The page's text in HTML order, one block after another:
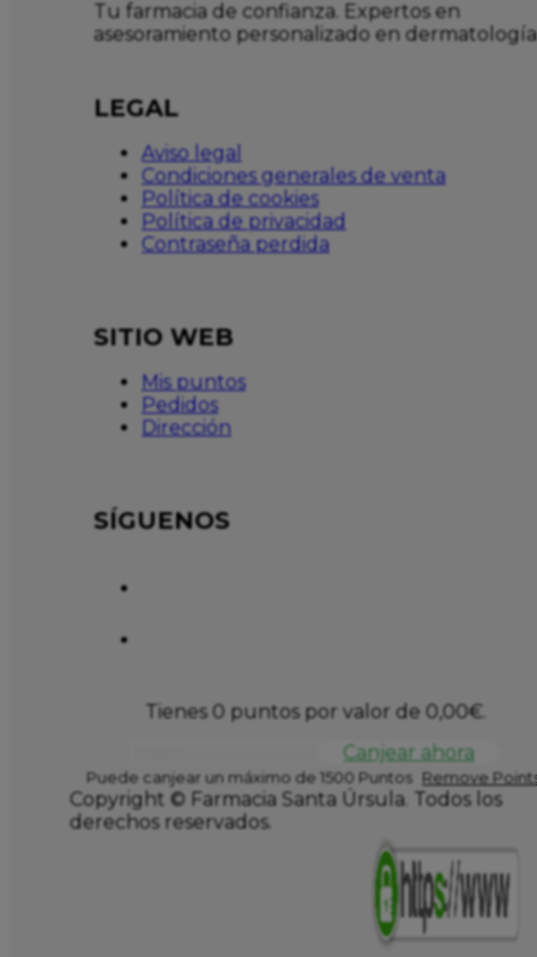
Tu farmacia de confianza. Expertos en
asesoramiento personalizado en dermatología
LEGAL
Aviso legal
Condiciones generales de venta
Política de cookies
Política de privacidad
Contraseña perdida
SITIO WEB
Mis puntos
Pedidos
Dirección
SÍGUENOS
Tienes 0 puntos por valor de 0,00€.
Canjear ahora
Puede canjear un máximo de 1500 Puntos Remove
Copyright © Farmacia Santa Úrsula. Todos los
derechos reservados.